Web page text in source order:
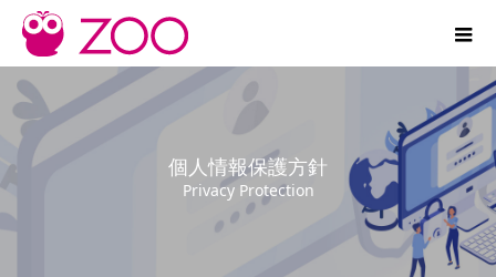
個人情報保護方針
Privacy Protection